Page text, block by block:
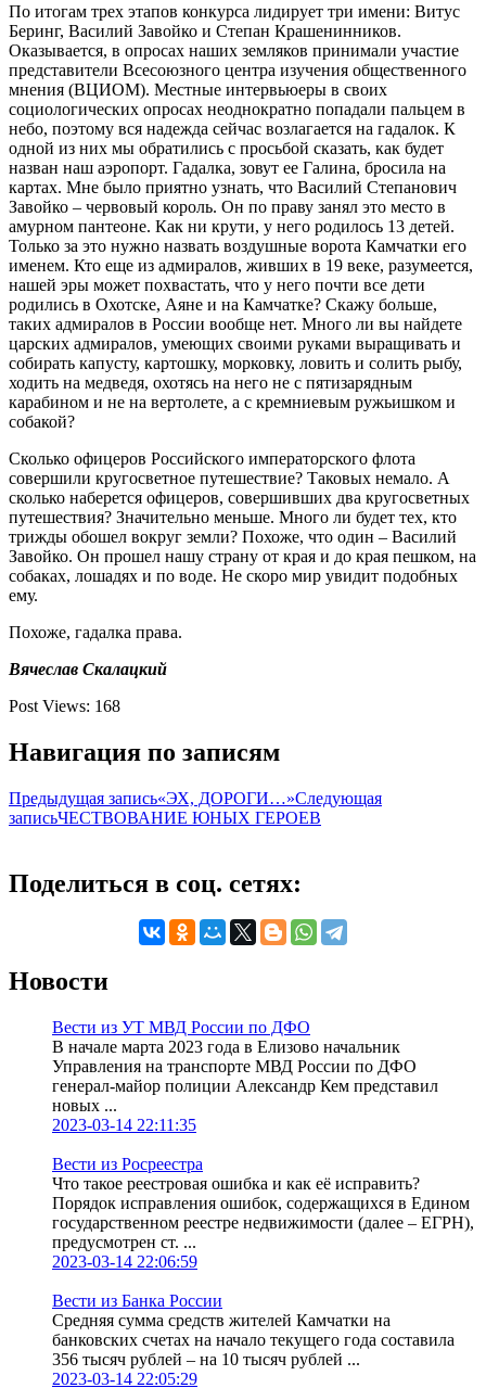
По итогам трех этапов конкурса лидирует три имени: Витус
Беринг, Василий Завойко и Степан Крашенинников.
Оказывается, в опросах наших земляков принимали участие
представители Всесоюзного центра изучения общественного
мнения (ВЦИОМ). Местные интервьюеры в своих
социологических опросах неоднократно попадали пальцем в
небо, поэтому вся надежда сейчас возлагается на гадалок. К
одной из них мы обратились с просьбой сказать, как будет
назван наш аэропорт. Гадалка, зовут ее Галина, бросила на
картах. Мне было приятно узнать, что Василий Степанович
Завойко – червовый король. Он по праву занял это место в
амурном пантеоне. Как ни крути, у него родилось 13 детей.
Только за это нужно назвать воздушные ворота Камчатки его
именем. Кто еще из адмиралов, живших в 19 веке, разумеется,
нашей эры может похвастать, что у него почти все дети
родились в Охотске, Аяне и на Камчатке? Скажу больше,
таких адмиралов в России вообще нет. Много ли вы найдете
царских адмиралов, умеющих своими руками выращивать и
собирать капусту, картошку, морковку, ловить и солить рыбу,
ходить на медведя, охотясь на него не с пятизарядным
карабином и не на вертолете, а с кремниевым ружьишком и
собакой?
Сколько офицеров Российского императорского флота
совершили кругосветное путешествие? Таковых немало. А
сколько наберется офицеров, совершивших два кругосветных
путешествия? Значительно меньше. Много ли будет тех, кто
трижды обошел вокруг земли? Похоже, что один – Василий
Завойко. Он прошел нашу страну от края и до края пешком, на
собаках, лошадях и по воде. Не скоро мир увидит подобных
ему.
Похоже, гадалка права.
Вячеслав Скалацкий
Post Views: 168
Навигация по записям
Предыдущая запись«ЭХ, ДОРОГИ…»Следующая
записьЧЕСТВОВАНИЕ ЮНЫХ ГЕРОЕВ
Поделиться в соц. сетях:
Новости
Вести из УТ МВД России по ДФО
В начале марта 2023 года в Елизово начальник
Управления на транспорте МВД России по ДФО
генерал-майор полиции Александр Кем представил
новых ...
2023-03-14 22:11:35
Вести из Росреестра
Что такое реестровая ошибка и как её исправить?
Порядок исправления ошибок, содержащихся в Едином
государственном реестре недвижимости (далее – ЕГРН),
предусмотрен ст. ...
2023-03-14 22:06:59
Вести из Банка России
Средняя сумма средств жителей Камчатки на
банковских счетах на начало текущего года составила
356 тысяч рублей – на 10 тысяч рублей ...
2023-03-14 22:05:29